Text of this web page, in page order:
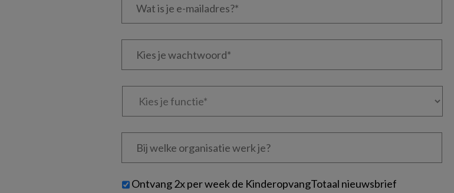
Kies
wachtwoord*
Kies
Bij
welke
je?
Untitled
Ontvang 2x per week de KinderopvangTotaal nieuwsbrief